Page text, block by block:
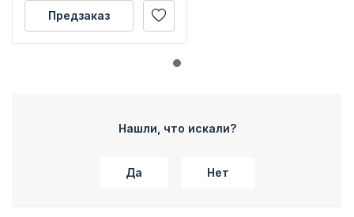
Предзаказ
Нашли, что искали?
Да Нет